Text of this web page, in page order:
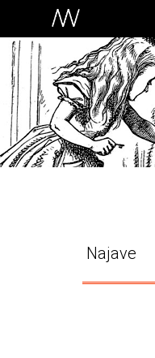
Najave